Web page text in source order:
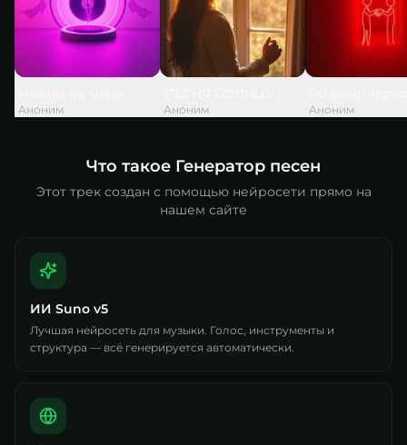
Аноним Аноним Аноним
Что такое Генератор песен
Этот трек создан с помощью нейросети прямо на
нашем сайте
ИИ Suno v5
Лучшая нейросеть для музыки. Голос, инструменты и
структура — всё генерируется автоматически.